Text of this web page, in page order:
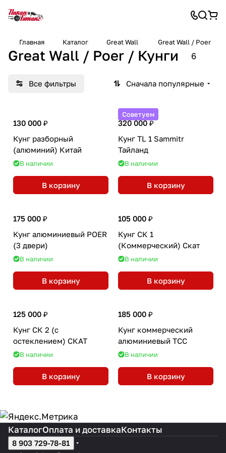
Главная Каталог Great Wall Great Wall / Poer
Great Wall / Poer / Кунги 6
Все фильтры Сначала популярные
130 000 ₽
Кунг разборный
(алюминий) Китай
В наличии
В корзину
Советуем
320 000 ₽
Кунг TL 1 Sammitr
Тайланд
В наличии
В корзину
175 000 ₽
Кунг алюминиевый POER
(3 двери)
В наличии
В корзину
105 000 ₽
Кунг СК 1
(Коммерческий) Скат
В наличии
В корзину
125 000 ₽
Кунг СК 2 (с
остеклением) СКАТ
В наличии
В корзину
185 000 ₽
Кунг коммерческий
алюминиевый ТСС
В наличии
В корзину
КаталогОплата и доставкаКонтакты
8 903 729-78-81